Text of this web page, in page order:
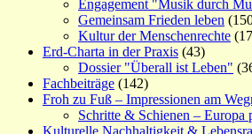
Engagement "Musik durch
Gemeinsam Frieden leben
Kultur der Menschenrechte
Erd-Charta in der Praxis (43)
Dossier "Überall ist Leben"
Fachbeiträge (142)
Froh zu Fuß – Impressionen am
Schritte & Schienen – Europa
Kulturelle Nachhaltigkeit &